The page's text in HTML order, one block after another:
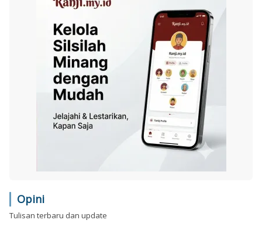
Opini
Tulisan terbaru dan update